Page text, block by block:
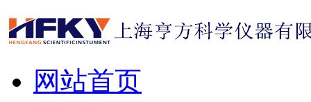
网站首页